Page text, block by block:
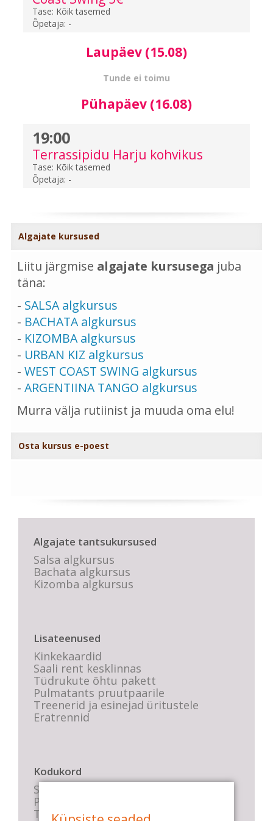
Tase: Kõik tasemed
Õpetaja: -
Laupäev (15.08)
Tunde ei toimu
Pühapäev (16.08)
19:00
Terrassipidu Harju kohvikus
Tase: Kõik tasemed
Õpetaja: -
Algajate kursused
Liitu järgmise algajate kursusega juba
täna:
- SALSA algkursus
- BACHATA algkursus
- KIZOMBA algkursus
- URBAN KIZ algkursus
- WEST COAST SWING algkursus
- ARGENTIINA TANGO algkursus
Murra välja rutiinist ja muuda oma elu!
Osta kursus e-poest
Algajate tantsukursused
Salsa algkursus
Bachata algkursus
Kizomba algkursus
Lisateenused
Kinkekaardid
Saali rent kesklinnas
Tüdrukute õhtu pakett
Pulmatants pruutpaarile
Treenerid ja esinejad üritustele
Eratrennid
Kodukord
Stuudio sisekord
Privaatsustingimused
Tasemete kirjeldused